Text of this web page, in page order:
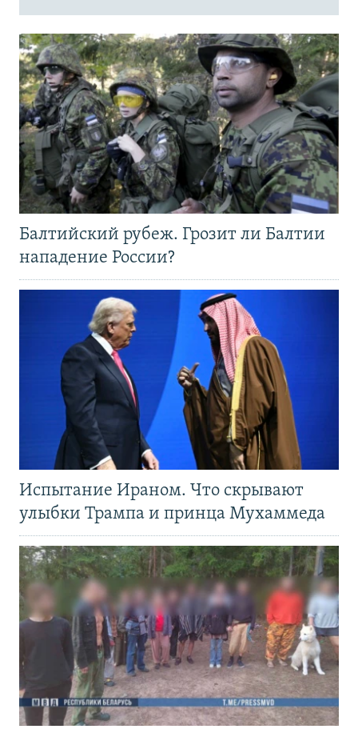
Балтийский рубеж. Грозит ли Балтии
нападение России?
Испытание Ираном. Что скрывают
улыбки Трампа и принца Мухаммеда